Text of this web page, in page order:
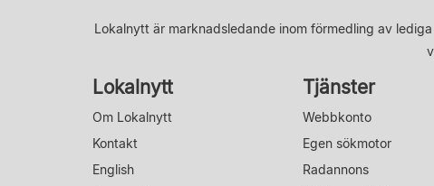
Lokalnytt är marknadsledande inom förmedling av
Lokalnytt
Om Lokalnytt
Kontakt
English
Tjänster
Webbkonto
Egen sökmotor
Radannons